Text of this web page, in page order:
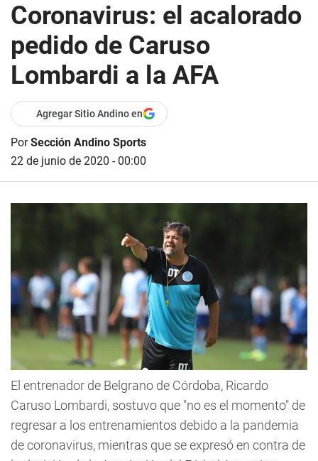
Coronavirus: el acalorado
pedido de Caruso
Lombardi a la AFA
Agregar Sitio Andino en
PorSección Andino Sports
22 de junio de 2020 - 00:00
El entrenador de Belgrano de Córdoba, Ricardo
Caruso Lombardi, sostuvo que "no es el momento" de
regresar a los entrenamientos debido a la pandemia
de coronavirus, mientras que se expresó en contra de